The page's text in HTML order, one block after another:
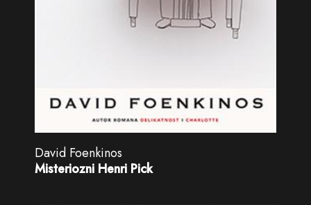
David Foenkinos
Misteriozni Henri Pick